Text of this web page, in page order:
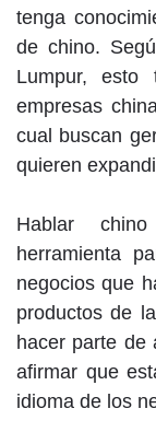
tenga
de chino.
Lumpur,
empresas
cual buscan
quieren
Hablar
herramienta
negocios que
productos de
hacer parte de
afirmar que
idioma de los